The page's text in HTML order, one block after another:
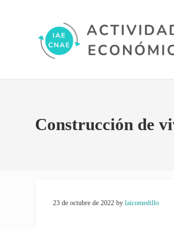
Construcción de
23 de octubre de 2022 bylaicomedillo